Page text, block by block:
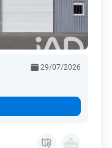
29/07/2026